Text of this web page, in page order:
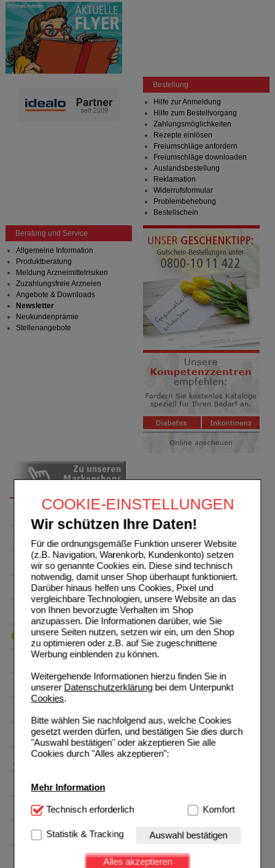
COOKIE-EINSTELLUNGEN
Wir schützen Ihre Daten!
Für die ordnungsgemäße Funktion unserer Website
(z.B. Navigation, Warenkorb, Kundenkonto) setzen
wir so genannte Cookies ein. Diese sind technisch
notwendig, damit unser Shop überhaupt funktioniert.
Darüber hinaus helfen uns Cookies, Pixel und
vergleichbare Technologien, unsere Website an das
von Ihnen bevorzugte Verhalten im Shop
anzupassen. Die Informationen darüber, wie Sie
unsere Seiten nutzen, setzen wir ein, um den Shop
zu optimieren oder z.B. auf Sie zugeschnittene
Werbung einblenden zu können.
Weitergehende Informationen hierzu finden Sie in
unserer Datenschutzerklärungbei dem Unterpunkt
Cookies.
Bitte wählen Sie nachfolgend aus, welche Cookies
gesetzt werden dürfen, und bestätigen Sie dies durch
"Auswahl bestätigen" oder akzeptieren Sie alle
Cookies durch "Alles akzeptieren":
Mehr Information
Technisch Notwendig:Hierbei handelt es sich um
Website notwendig sind (z.B. Navigation, Warenkorb,
Kundenkonto), weshalb auf diese nicht verzichtet
werden kann.
Technisch erforderlich Komfort
Statistik & Tracking Auswahl bestätigen
Alles akzeptieren
Bestellung
Hilfe zur Anmeldung
Hilfe zum Bestellvorgang
Zahlungsmöglichkeiten
Rezepte einlösen
Freiumschläge anfordern
Freiumschläge downloaden
Auslandsbestellung
Reklamation
Widerrufsformular
Problembehebung
Bestellschein
Beratung und Service
Allgemeine Information
Produktberatung
Meldung Arzneimittelrisiken
Zuzahlungsfreie Arzneien
Angebote & Downloads
Newsletter
Neukundenprämie
Stellenangebote